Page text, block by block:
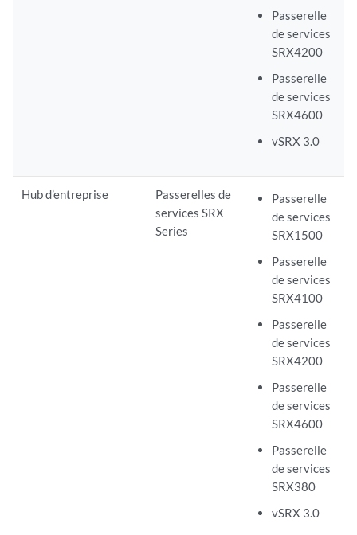
Passerelle
de services
SRX4200
Passerelle
de services
SRX4600
vSRX 3.0
Hub d’entreprise
Passerelles de
services SRX
Series
Passerelle
de services
SRX1500
Passerelle
de services
SRX4100
Passerelle
de services
SRX4200
Passerelle
de services
SRX4600
Passerelle
de services
SRX380
vSRX 3.0